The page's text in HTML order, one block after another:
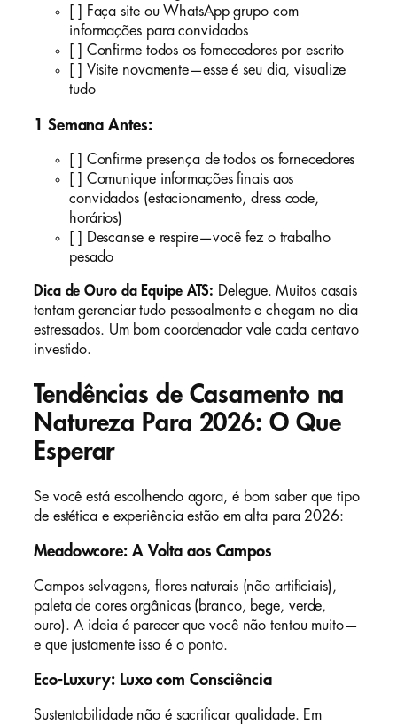
[ ] Faça site ou WhatsApp grupo com
informações para convidados
[ ] Confirme todos os fornecedores por escrito
[ ] Visite novamente—esse é seu dia, visualize
tudo
1 Semana Antes:
[ ] Confirme presença de todos os fornecedores
[ ] Comunique informações finais aos
convidados (estacionamento, dress code,
horários)
[ ] Descanse e respire—você fez o trabalho
pesado
Dica de Ouro da Equipe ATS: Delegue. Muitos casais
tentam gerenciar tudo pessoalmente e chegam no dia
estressados. Um bom coordenador vale cada centavo
investido.
Tendências de Casamento na
Natureza Para 2026: O Que
Esperar
Se você está escolhendo agora, é bom saber que tipo
de estética e experiência estão em alta para 2026:
Meadowcore: A Volta aos Campos
Campos selvagens, flores naturais (não artificiais),
paleta de cores orgânicas (branco, bege, verde,
ouro). A ideia é parecer que você não tentou muito—
e que justamente isso é o ponto.
Eco-Luxury: Luxo com Consciência
Sustentabilidade não é sacrificar qualidade. Em